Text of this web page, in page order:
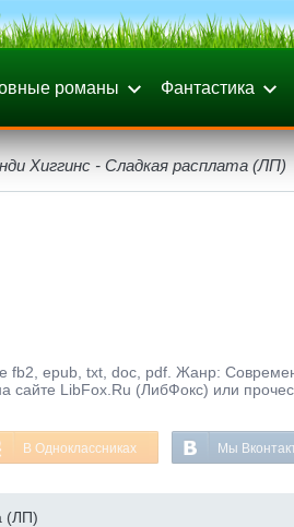
романы Фантастика
Хиггинс - Сладкая расплата (ЛП)
fb2, epub, txt, doc, pdf. Жанр:
сайте LibFox.Ru (ЛибФокс) или
В Одноклассниках Мы
(ЛП)